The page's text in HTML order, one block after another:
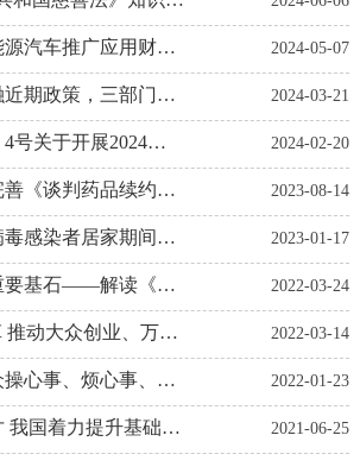
2024-05-07
2024年柳州市新能源汽车推广应用财政补贴申报名单公示
2024-03-21
投资、财政、金融近期政策，三部门回应→
2024-02-20
城中教字〔2024〕4号关于开展2024年春季学期中小学、幼儿园开学工作检查的通知
2023-08-14
国家医保局调整完善《谈判药品续约规则》——努力让医保基金每一分钱都花得更值
2023-01-17
《关于当前新冠病毒感染者居家期间生活垃圾收集处理的指引》解读
2022-03-24
建设体育强国的重要基石——解读《关于构建更高水平的全民健身公共服务体系的意见》
2022-03-14
深化"放管服"改革 推动大众创业、万众创新再出实招
2022-01-23
更好解决人民群众操心事、烦心事、揪心事——聚焦《“十四五”城乡社区服务体系建设规划》三大看点
2021-06-25
培育创新后备人才 我国着力提升基础教育阶段科学教育水平